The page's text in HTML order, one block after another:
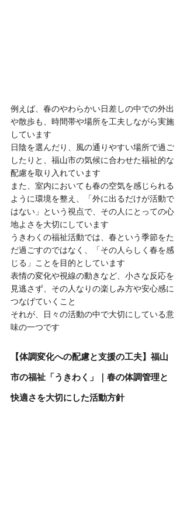
例えば、春のやわらかい日差しの中での外出
や散歩も、時間帯や場所を工夫しながら実施
しています
日陰を選んだり、風の通りやすい場所で過ご
したりと、福山市の気候に合わせた福祉的な
配慮を取り入れています
また、室内においても春の空気を感じられる
ように環境を整え、「外に出るだけが活動で
はない」という視点で、その人にとっての心
地よさを大切にしています
うきわくの福祉活動では、春という季節をた
だ過ごすのではなく、「その人らしく春を感
じる」ことを目的としています
表情の変化や視線の動きなど、小さな反応を
見逃さず、その人なりの楽しみ方や安心感に
つなげていくこと
それが、日々の活動の中で大切にしている意
味の一つです
【体調変化への配慮と支援の工夫】福山
市の福祉「うきわく」｜春の体調管理と
快適さを大切にした活動方針